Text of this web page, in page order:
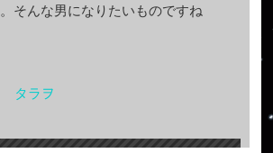
そんな男になりたいものですね
タラヲ